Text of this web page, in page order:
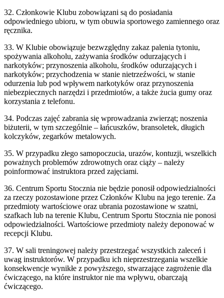
32. Członkowie Klubu zobowiązani są do posiadania
odpowiedniego ubioru, w tym obuwia sportowego zamiennego oraz
ręcznika.
33. W Klubie obowiązuje bezwzględny zakaz palenia tytoniu,
spożywania alkoholu, zażywania środków odurzających i
narkotyków; przynoszenia alkoholu, środków odurzających i
narkotyków; przychodzenia w stanie nietrzeźwości, w stanie
odurzenia lub pod wpływem narkotyków oraz przynoszenia
niebezpiecznych narzędzi i przedmiotów, a także żucia gumy oraz
korzystania z telefonu.
34. Podczas zajęć zabrania się wprowadzania zwierząt; noszenia
biżuterii, w tym szczególnie – łańcuszków, bransoletek, długich
kolczyków, zegarków metalowych.
35. W przypadku złego samopoczucia, urazów, kontuzji, wszelkich
poważnych problemów zdrowotnych oraz ciąży – należy
poinformować instruktora przed zajęciami.
36. Centrum Sportu Stocznia nie będzie ponosił odpowiedzialności
za rzeczy pozostawione przez Członków Klubu na jego terenie. Za
przedmioty wartościowe oraz ubrania pozostawione w szatni,
szafkach lub na terenie Klubu, Centrum Sportu Stocznia nie ponosi
odpowiedzialności. Wartościowe przedmioty należy deponować w
recepcji Klubu.
37. W sali treningowej należy przestrzegać wszystkich zaleceń i
uwag instruktorów. W przypadku ich nieprzestrzegania wszelkie
konsekwencje wynikłe z powyższego, stwarzające zagrożenie dla
ćwiczącego, na które instruktor nie ma wpływu, obarczają
ćwiczącego.